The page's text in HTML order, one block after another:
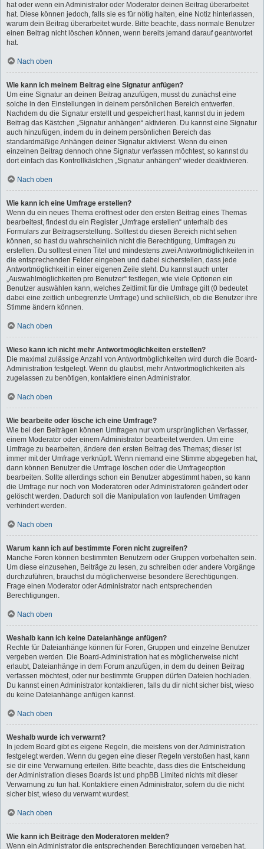
hat oder wenn ein Administrator oder Moderator deinen Beitrag überarbeitet
hat. Diese können jedoch, falls sie es für nötig halten, eine Notiz hinterlassen,
warum dein Beitrag überarbeitet wurde. Bitte beachte, dass normale Benutzer
einen Beitrag nicht löschen können, wenn bereits jemand darauf geantwortet
hat.
Nach oben
Wie kann ich meinem Beitrag eine Signatur anfügen?
Um eine Signatur an deinen Beitrag anzufügen, musst du zunächst eine
solche in den Einstellungen in deinem persönlichen Bereich entwerfen.
Nachdem du die Signatur erstellt und gespeichert hast, kannst du in jedem
Beitrag das Kästchen „Signatur anhängen“ aktivieren. Du kannst eine Signatur
auch hinzufügen, indem du in deinem persönlichen Bereich das
standardmäßige Anhängen deiner Signatur aktivierst. Wenn du einen
einzelnen Beitrag dennoch ohne Signatur verfassen möchtest, so kannst du
dort einfach das Kontrollkästchen „Signatur anhängen“ wieder deaktivieren.
Nach oben
Wie kann ich eine Umfrage erstellen?
Wenn du ein neues Thema eröffnest oder den ersten Beitrag eines Themas
bearbeitest, findest du ein Register „Umfrage erstellen“ unterhalb des
Formulars zur Beitragserstellung. Solltest du diesen Bereich nicht sehen
können, so hast du wahrscheinlich nicht die Berechtigung, Umfragen zu
erstellen. Du solltest einen Titel und mindestens zwei Antwortmöglichkeiten in
die entsprechenden Felder eingeben und dabei sicherstellen, dass jede
Antwortmöglichkeit in einer eigenen Zeile steht. Du kannst auch unter
„Auswahlmöglichkeiten pro Benutzer“ festlegen, wie viele Optionen ein
Benutzer auswählen kann, welches Zeitlimit für die Umfrage gilt (0 bedeutet
dabei eine zeitlich unbegrenzte Umfrage) und schließlich, ob die Benutzer ihre
Stimme ändern können.
Nach oben
Wieso kann ich nicht mehr Antwortmöglichkeiten erstellen?
Die maximal zulässige Anzahl von Antwortmöglichkeiten wird durch die Board-
Administration festgelegt. Wenn du glaubst, mehr Antwortmöglichkeiten als
zugelassen zu benötigen, kontaktiere einen Administrator.
Nach oben
Wie bearbeite oder lösche ich eine Umfrage?
Wie bei den Beiträgen können Umfragen nur vom ursprünglichen Verfasser,
einem Moderator oder einem Administrator bearbeitet werden. Um eine
Umfrage zu bearbeiten, ändere den ersten Beitrag des Themas; dieser ist
immer mit der Umfrage verknüpft. Wenn niemand eine Stimme abgegeben hat,
dann können Benutzer die Umfrage löschen oder die Umfrageoption
bearbeiten. Sollte allerdings schon ein Benutzer abgestimmt haben, so kann
die Umfrage nur noch von Moderatoren oder Administratoren geändert oder
gelöscht werden. Dadurch soll die Manipulation von laufenden Umfragen
verhindert werden.
Nach oben
Warum kann ich auf bestimmte Foren nicht zugreifen?
Manche Foren können bestimmten Benutzern oder Gruppen vorbehalten sein.
Um diese einzusehen, Beiträge zu lesen, zu schreiben oder andere Vorgänge
durchzuführen, brauchst du möglicherweise besondere Berechtigungen.
Frage einen Moderator oder Administrator nach entsprechenden
Berechtigungen.
Nach oben
Weshalb kann ich keine Dateianhänge anfügen?
Rechte für Dateianhänge können für Foren, Gruppen und einzelne Benutzer
vergeben werden. Die Board-Administration hat es möglicherweise nicht
erlaubt, Dateianhänge in dem Forum anzufügen, in dem du deinen Beitrag
verfassen möchtest, oder nur bestimmte Gruppen dürfen Dateien hochladen.
Du kannst einen Administrator kontaktieren, falls du dir nicht sicher bist, wieso
du keine Dateianhänge anfügen kannst.
Nach oben
Weshalb wurde ich verwarnt?
In jedem Board gibt es eigene Regeln, die meistens von der Administration
festgelegt werden. Wenn du gegen eine dieser Regeln verstoßen hast, kann
sie dir eine Verwarnung erteilen. Bitte beachte, dass dies die Entscheidung
der Administration dieses Boards ist und phpBB Limited nichts mit dieser
Verwarnung zu tun hat. Kontaktiere einen Administrator, sofern du die nicht
sicher bist, wieso du verwarnt wurdest.
Nach oben
Wie kann ich Beiträge den Moderatoren melden?
Wenn ein Administrator die entsprechenden Berechtigungen vergeben hat,